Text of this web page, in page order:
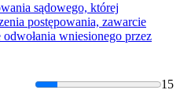
sądowego, której
postępowania, zawarcie
wniesionego przez
15